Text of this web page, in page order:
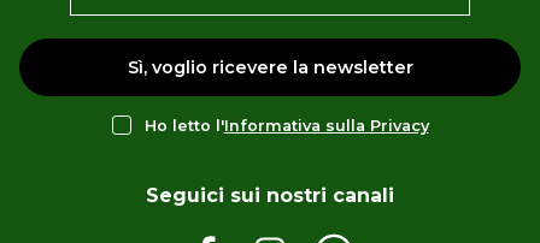
Sì, voglio ricevere la newsletter
Ho letto l'Informativa sulla Privacy
Seguici sui nostri canali